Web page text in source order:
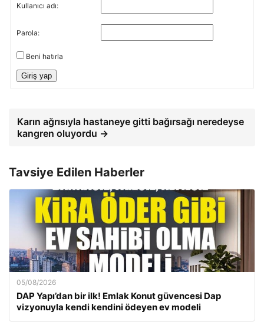
Kullanıcı adı:
Parola:
Beni hatırla
Giriş yap
Karın ağrısıyla hastaneye gitti bağırsağı neredeyse
kangren oluyordu →
Tavsiye Edilen Haberler
05/08/2026
DAP Yapı’dan bir ilk! Emlak Konut güvencesi Dap
vizyonuyla kendi kendini ödeyen ev modeli